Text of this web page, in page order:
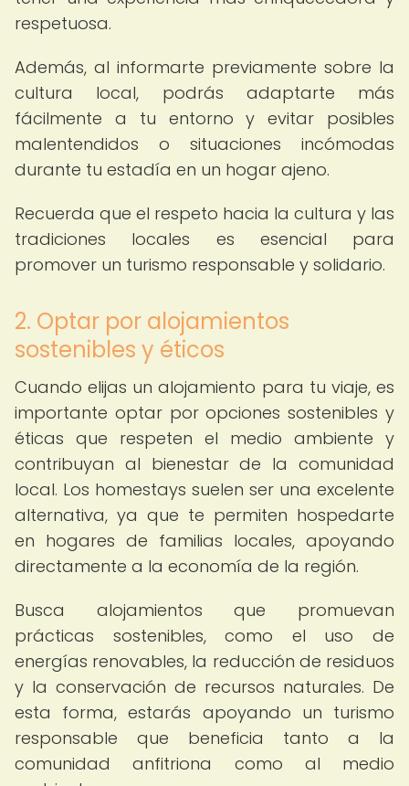
respetuosa.
Además, al informarte previamente sobre la
cultura local, podrás adaptarte más
fácilmente a tu entorno y evitar posibles
malentendidos o situaciones incómodas
durante tu estadía en un hogar ajeno.
Recuerda que el respeto hacia la cultura y las
tradiciones locales es esencial para
promover un turismo responsable y solidario.
2. Optar por alojamientos
sostenibles y éticos
Cuando elijas un alojamiento para tu viaje, es
importante optar por opciones sostenibles y
éticas que respeten el medio ambiente y
contribuyan al bienestar de la comunidad
local. Los homestays suelen ser una excelente
alternativa, ya que te permiten hospedarte
en hogares de familias locales, apoyando
directamente a la economía de la región.
Busca alojamientos que promuevan
prácticas sostenibles, como el uso de
energías renovables, la reducción de residuos
y la conservación de recursos naturales. De
esta forma, estarás apoyando un turismo
responsable que beneficia tanto a la
comunidad anfitriona como al medio